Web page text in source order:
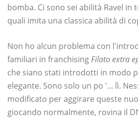
bomba. Ci sono sei abilità Ravel in
quali imita una classica abilità di
Non ho alcun problema con
familiari in franchisingFilato extra
che siano stati introdotti in modo
elegante. Sono solo un po '... lì.
modificato per aggirare queste
giocando normalmente, rovina il